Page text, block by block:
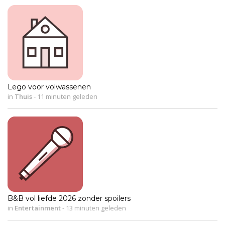
Lego voor volwassenen
in Thuis- 11 minuten geleden
B&B vol liefde 2026 zonder spoilers
in Entertainment- 13 minuten geleden